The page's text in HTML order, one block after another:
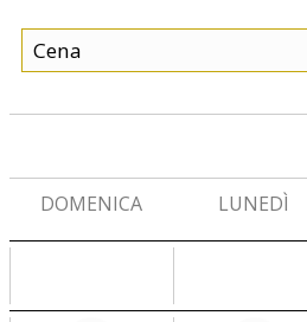
DOMENICA LUNEDÌ